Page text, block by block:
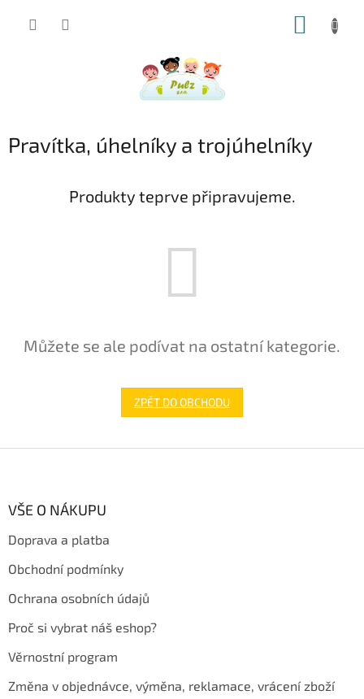
Pravítka, úhelníky a trojúhelníky
Produkty teprve připravujeme.
Můžete se ale podívat na ostatní kategorie.
ZPĚT DO OBCHODU
VŠE O NÁKUPU
Doprava a platba
Obchodní podmínky
Ochrana osobních údajů
Proč si vybrat náš eshop?
Věrnostní program
Změna v objednávce, výměna, reklamace, vrácení zboží